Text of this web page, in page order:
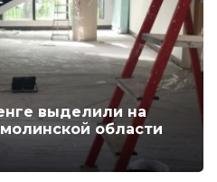
выделили на
области